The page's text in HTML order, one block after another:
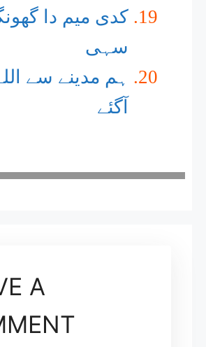
کدی میم دا
سہی
ہم مدینے سے
آگئے
A